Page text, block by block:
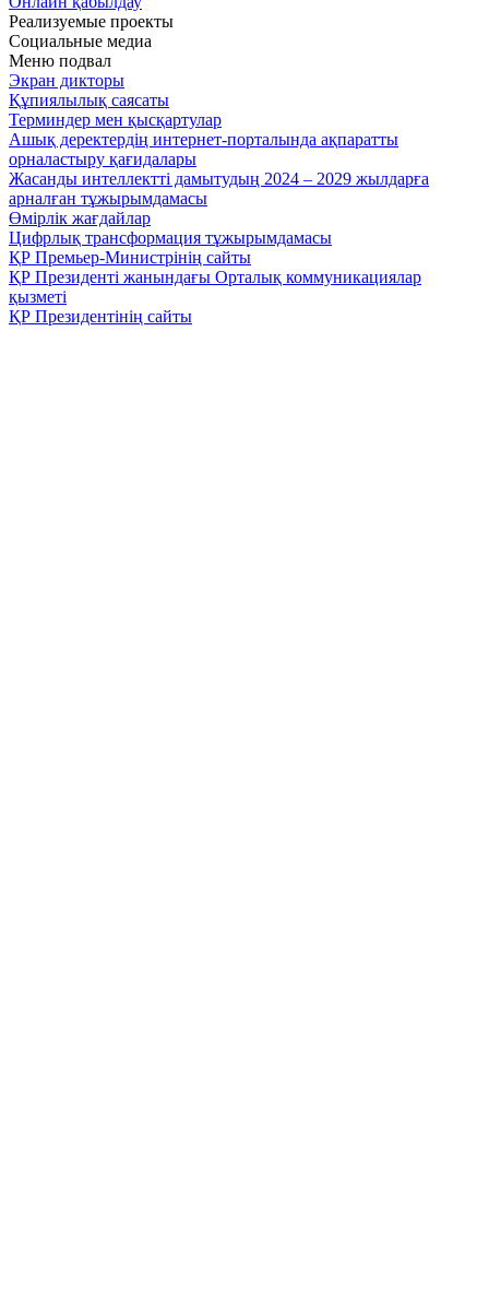
Реализуемые проекты
Социальные медиа
Меню подвал
Экран дикторы
Құпиялылық саясаты
Терминдер мен қысқартулар
Ашық деректердің интернет-порталында ақпаратты
орналастыру қағидалары
Жасанды интеллектті дамытудың 2024 – 2029 жылдарға
арналған тұжырымдамасы
Өмірлік жағдайлар
Цифрлық трансформация тұжырымдамасы
ҚР Премьер-Министрінің сайты
ҚР Президенті жанындағы Орталық коммуникациялар
қызметі
ҚР Президентінің сайты